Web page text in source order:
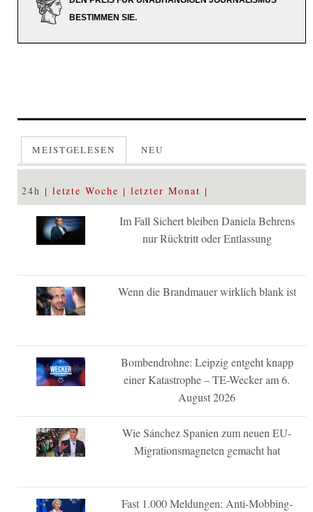
BESTIMMEN SIE.
MEISTGELESEN NEU
24h letzte Woche letzter Monat
Im Fall Sichert bleiben Daniela Behrens
nur Rücktritt oder Entlassung
Wenn die Brandmauer wirklich blank ist
Bombendrohne: Leipzig entgeht knapp
einer Katastrophe – TE-Wecker am 6.
August 2026
Wie Sánchez Spanien zum neuen EU-
Migrationsmagneten gemacht hat
Fast 1.000 Meldungen: Anti-Mobbing-